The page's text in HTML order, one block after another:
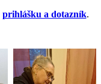
prihlášku a dotazník.